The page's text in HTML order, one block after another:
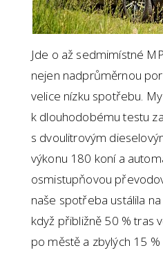
Jde o až sedmimístné
nejen nadprůměrnou
velice nízku spotřebu.
k dlouhodobému testu
s dvoulitrovým
výkonu 180 koní a
osmistupňovou
naše spotřeba ustálila
když přibližně 50 % tras
po městě a zbylých 15